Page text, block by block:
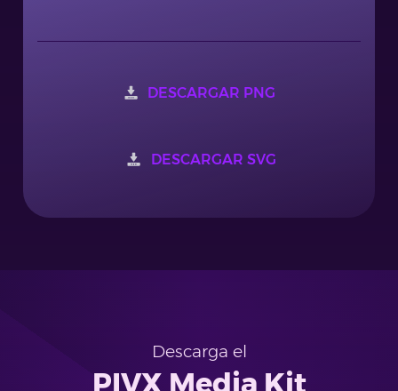
DESCARGAR PNG
DESCARGAR SVG
Descarga el
PIVX Media Kit